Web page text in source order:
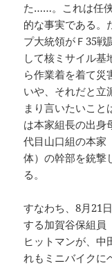
た……。これは任
的な事実である。
プ大統領がＦ35
して核ミサイル
ら作業着を着て災
いや、それだと
まり言いたいこと
は本家組長の出身
代目山口組の本家
体）の幹部を銃撃
る。
すなわち、8月21
する加賀谷保組員
ヒットマンが、中
れもミニバイクに